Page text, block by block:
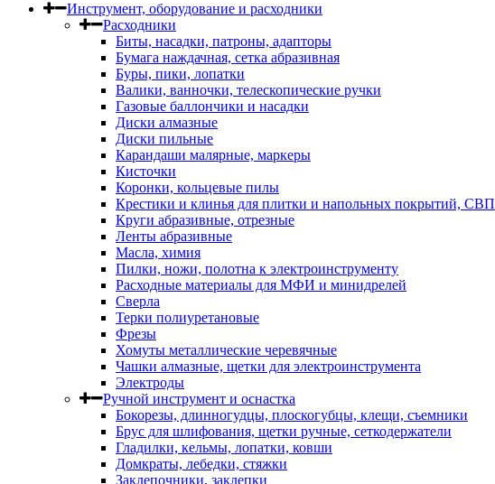
Инструмент, оборудование и расходники
Расходники
Биты, насадки, патроны, адапторы
Бумага наждачная, сетка абразивная
Буры, пики, лопатки
Валики, ванночки, телескопические ручки
Газовые баллончики и насадки
Диски алмазные
Диски пильные
Карандаши малярные, маркеры
Кисточки
Коронки, кольцевые пилы
Крестики и клинья для плитки и напольных покрытий, СВП
Круги абразивные, отрезные
Ленты абразивные
Масла, химия
Пилки, ножи, полотна к электроинструменту
Расходные материалы для МФИ и минидрелей
Сверла
Терки полиуретановые
Фрезы
Хомуты металлические черевячные
Чашки алмазные, щетки для электроинструмента
Электроды
Ручной инструмент и оснастка
Бокорезы, длинногудцы, плоскогубцы, клещи, съемники
Брус для шлифования, щетки ручные, сеткодержатели
Гладилки, кельмы, лопатки, ковши
Домкраты, лебедки, стяжки
Заклепочники, заклепки